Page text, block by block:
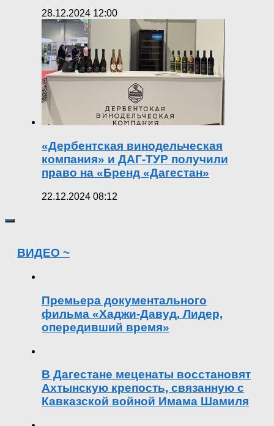
28.12.2024 12:00
«Дербентская винодельческая
компания» и ДАГ-ТУР получили
право на «Бренд «Дагестан»
22.12.2024 08:12
ВИДЕО ~
Премьера документального
фильма «Хаджи-Давуд. Лидер,
опередивший время»
В Дагестане меценаты восстановят
Ахтынскую крепость, связанную с
Кавказской войной Имама Шамиля